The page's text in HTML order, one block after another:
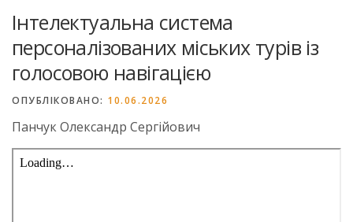
Інтелектуальна система
персоналізованих міських турів із
голосовою навігацією
ОПУБЛІКОВАНО: 10.06.2026
Панчук Олександр Сергійович